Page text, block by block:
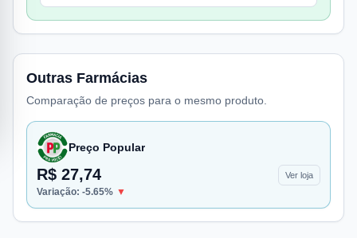
Outras Farmácias
Comparação de preços para o mesmo produto.
Preço Popular
R$ 27,74 Ver loja
Variação: -5.65% ▼